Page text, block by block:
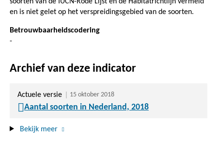
en is niet gelet op het verspreidingsgebied van de soorten.
Betrouwbaarheidscodering
-
Archief van deze indicator
Actuele versie 15 oktober 2018
Aantal soorten in Nederland, 2018
Bekijk meer